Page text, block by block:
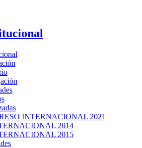
INTERNACIONAL 2021
2014
2015